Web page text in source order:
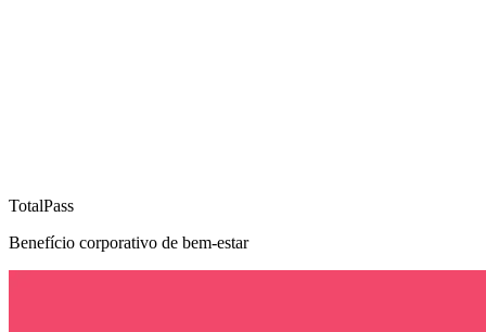
TotalPass
Benefício corporativo de bem-estar